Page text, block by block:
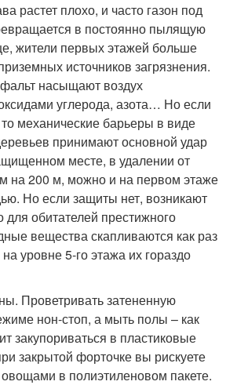
растет плохо, и часто газон под
в постоянно пылящую
жители первых этажей больше
источников загрязнения.
насыщают воздух
углерода, азота… Но если
механические барьеры в виде
принимают основной удар
месте, в удалении от
на 200 м, можно и на первом этаже
Но если защиты нет, возникают
обитателей престижного
вещества скапливаются как раз
уровне 5-го этажа их гораздо
Проветривать затененную
нон-стоп, а мыть полы – как
закупориваться в пластиковые
закрытой форточке вы рискуете
овощами в полиэтиленовом пакете.